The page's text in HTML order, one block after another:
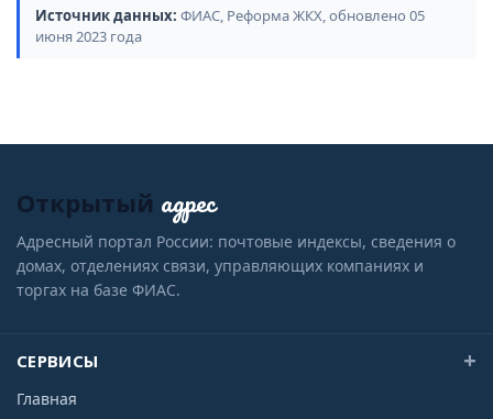
Источник данных: ФИАС, Реформа ЖКХ, обновлено 05
июня 2023 года
Открытый адрес
Адресный портал России: почтовые индексы, сведения о
домах, отделениях связи, управляющих компаниях и
торгах на базе ФИАС.
СЕРВИСЫ
Главная